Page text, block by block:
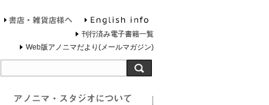
る灯台について
問合せ 書店・雑貨店様へ
刊行済み電子書籍一覧
Web版アノニマだより(メールマガジン)